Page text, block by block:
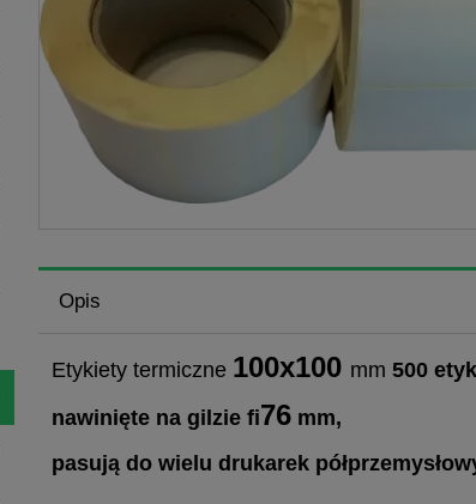
Opis
Etykiety termiczne 100x100 mm 500
nawinięte na gilzie fi76 mm,
pasują do wielu drukarek